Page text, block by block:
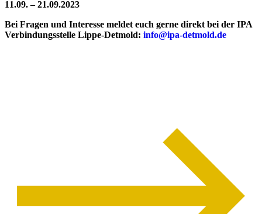
11.09. – 21.09.2023
Bei Fragen und Interesse meldet euch gerne direkt bei der IPA
Verbindungsstelle Lippe-Detmold: info@ipa-detmold.de